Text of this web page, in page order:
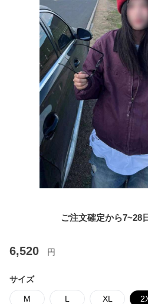
ご注文確定から7~28
6,520 円
サイズ
M L XL